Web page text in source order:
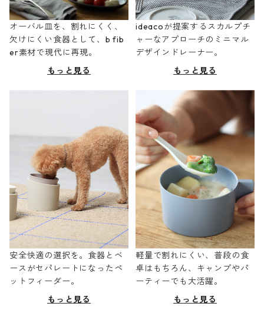
オーバル皿を、割れにくく、
欠けにくい食器として、b fib
er素材で現代に再現。
もっと見る
ideacoが提案するスカルプチ
ャーなアプローチのミニマル
デザインドレーナー。
もっと見る
安全快適の選択を。食器とベ
ースがセパレートになったペ
ットフィーダー。
もっと見る
軽量で割れにくい、普段の食
卓はもちろん、キャンプやパ
ーティーでも大活躍。
もっと見る